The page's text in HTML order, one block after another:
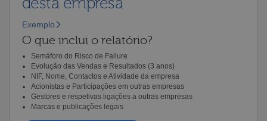
Exemplo
O que inclui o relatório?
Semáforo do Risco de Failure
Evolução das Vendas e Resultados (3 anos)
NIF, Nome, Contactos e Atividade da empresa
Acionistas e Participações em outras empresas
Gestores e respetivas ligações a outras empresas
Marcas e publicações legais